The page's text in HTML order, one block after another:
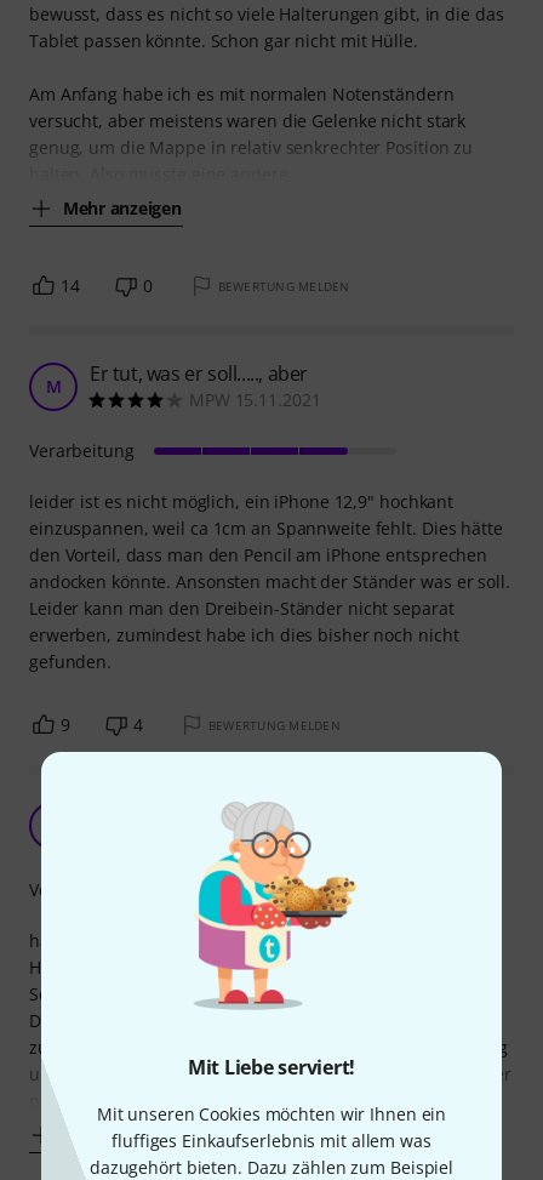
Mit Liebe serviert!
Mit unseren Cookies möchten wir Ihnen ein
fluffiges Einkaufserlebnis mit allem was
dazugehört bieten. Dazu zählen zum Beispiel
bewusst, dass es nicht so viele Halterungen gibt, in die das
Tablet passen könnte. Schon gar nicht mit Hülle.
Am Anfang habe ich es mit normalen Notenständern
versucht, aber meistens waren die Gelenke nicht stark
genug, um die Mappe in relativ senkrechter Position zu
Mehr anzeigen
14 0 BEWERTUNG MELDEN
M Er tut, was er soll....., aber
MPW 15.11.2021
leider ist es nicht möglich, ein iPhone 12,9" hochkant
einzuspannen, weil ca 1cm an Spannweite fehlt. Dies hätte
den Vorteil, dass man den Pencil am iPhone entsprechen
andocken könnte. Ansonsten macht der Ständer was er soll.
Leider kann man den Dreibein-Ständer nicht separat
erwerben, zumindest habe ich dies bisher noch nicht
gefunden.
Verarbeitung
9 4 BEWERTUNG MELDEN
funktioniert gut
Harry aus Hamburg 17.01.2022
hält mein iPad bombenfest. Kann ich auch mit Softcase
Hülle einspannen, das ist wirklich praktisch. Einziger
Schwachpunkt aus meiner Sicht ist die Transportfähigkeit.
Der Ständer selbst lässt sich wie gewohnt
zusammenschieben. Der Aufsatz für das iPad bleibt sperrig
und ich habe die Befürchtung, dass etwas abbricht (ist aber
noch nicht passiert). Da ist noch Raum für
Mehr anzeigen
Verarbeitung